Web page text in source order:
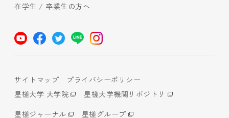
在学生 / 卒業生の方へ
サイトマップ
プライバシーポリシー
星槎大学 大学院
星槎大学機関リポジトリ
星槎ジャーナル
星槎グループ